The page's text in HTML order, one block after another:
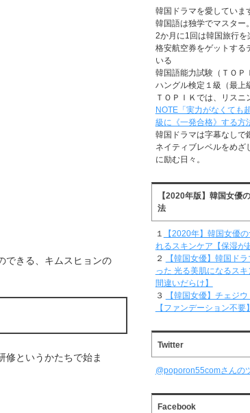
できる、キムスヒョンの
修というかたちで始ま
韓国ドラマを愛していま
韓国語は独学でマスター
2か月に1回は韓国旅行を
格安航空券をゲットする
いる
韓国語能力試験（ＴＯＰ
ハングル検定１級（最上
ＴＯＰＩＫでは、リスニ
NOTE「実力がなくても
級に《一発合格》する方
韓国ドラマは字幕なしで
ネイティブレベルをめざ
に励む日々。
【2020年版】韓国女優
法
１
【2020年】韓国女優
れるスキンケア【保湿が
２
【韓国女優】韓国ド
った 光る美肌になるス
間違いだらけ】
３
【韓国女優】チェジ
【ファンデーション不
Twitter
@poporon55comさんの
Facebook